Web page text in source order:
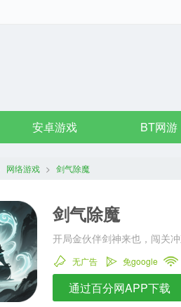
安卓游戏 BT网游
网络游戏 > 剑气除魔
剑气除魔
开局金伙伴剑神来也，闯关
无广告 免google
通过百分网APP下载